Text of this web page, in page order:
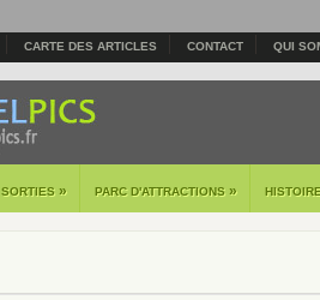
CARTE DES ARTICLES CONTACT QUI
SORTIES » PARC D'ATTRACTIONS »